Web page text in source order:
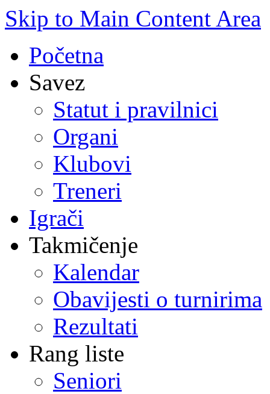
Skip to Main Content Area
Početna
Savez
Statut i pravilnici
Organi
Klubovi
Treneri
Igrači
Takmičenje
Kalendar
Obavijesti o turnirima
Rezultati
Rang liste
Seniori